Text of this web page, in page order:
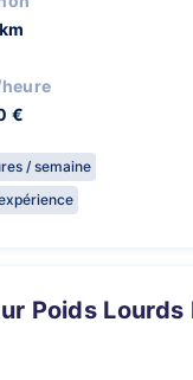
€
/ semaine